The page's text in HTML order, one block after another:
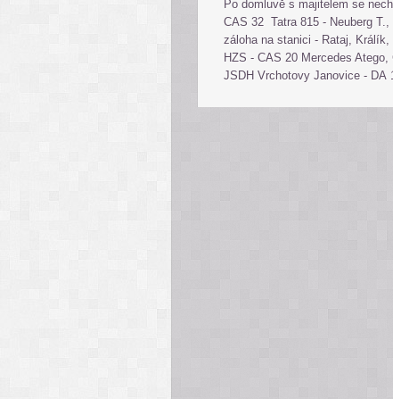
Po domluvě s majitelem se
CAS 32 Tatra 815 - Neuberg
záloha na stanici - Rataj,
HZS - CAS 20 Mercedes Atego,
JSDH Vrchotovy Janovice - DA